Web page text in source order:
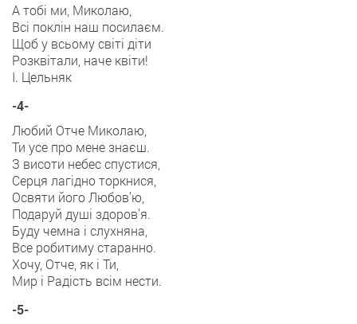
А тобі ми, Миколаю,
Всі поклін наш посилаєм.
Щоб у всьому світі діти
Розквітали, наче квіти!
І. Цельняк
-4-
Любий Отче Миколаю,
Ти усе про мене знаєш.
З висоти небес спустися,
Серця лагідно торкнися,
Освяти його Любов’ю,
Подаруй душі здоров’я.
Буду чемна і слухняна,
Все робитиму старанно.
Хочу, Отче, як і Ти,
Мир і Радість всім нести.
-5-